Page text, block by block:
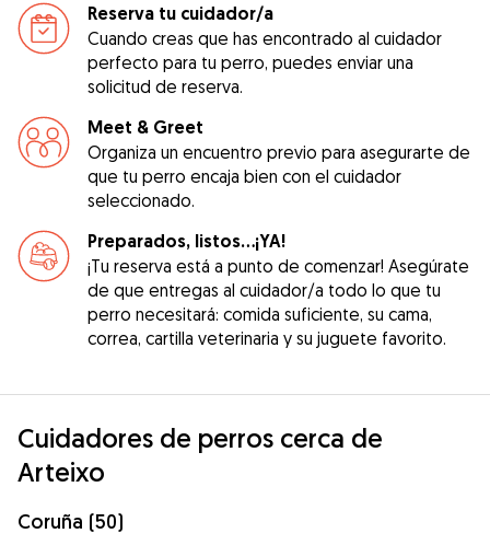
Reserva tu cuidador/a
Cuando creas que has encontrado al cuidador
perfecto para tu perro, puedes enviar una
solicitud de reserva.
Meet & Greet
Organiza un encuentro previo para asegurarte de
que tu perro encaja bien con el cuidador
seleccionado.
Preparados, listos...¡YA!
¡Tu reserva está a punto de comenzar! Asegúrate
de que entregas al cuidador/a todo lo que tu
perro necesitará: comida suficiente, su cama,
correa, cartilla veterinaria y su juguete favorito.
Cuidadores de perros cerca de
Arteixo
Coruña (50)